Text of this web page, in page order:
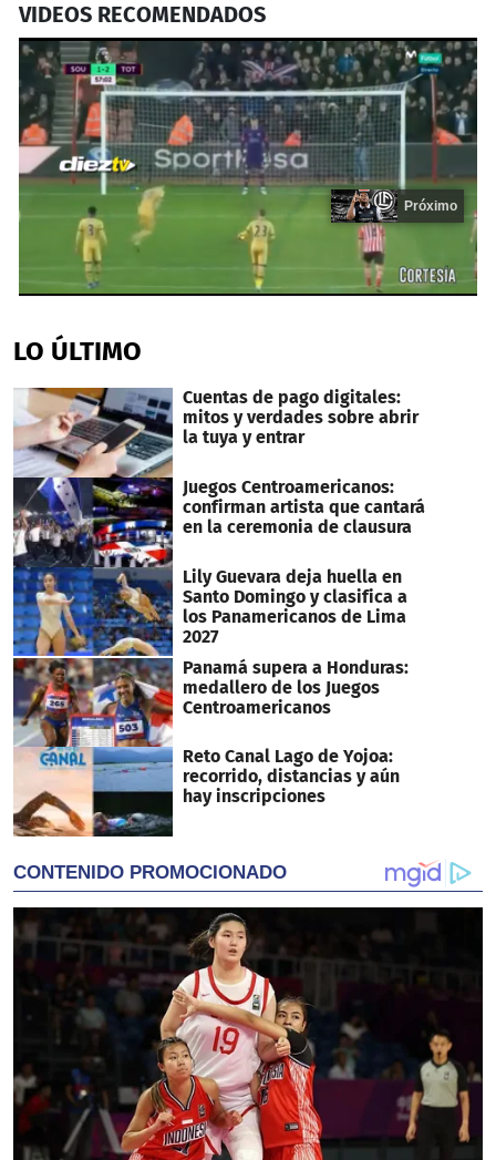
VIDEOS RECOMENDADOS
of
16
Próximo
LO ÚLTIMO
Cuentas de pago digitales:
mitos y verdades sobre abrir
la tuya y entrar
Juegos Centroamericanos:
confirman artista que cantará
en la ceremonia de clausura
Lily Guevara deja huella en
Santo Domingo y clasifica a
los Panamericanos de Lima
2027
Panamá supera a Honduras:
medallero de los Juegos
Centroamericanos
Reto Canal Lago de Yojoa:
recorrido, distancias y aún
hay inscripciones